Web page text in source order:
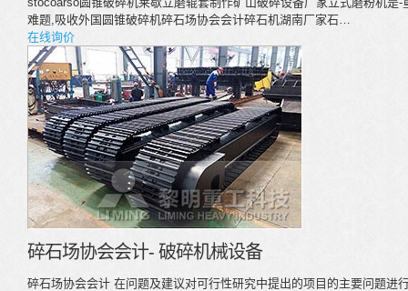
难题,吸收外国圆锥破碎机碎石场协会会计碎石机湖南厂家石…
在线询价
碎石场协会会计- 破碎机械设备
碎石场协会会计 在问题及建议对可行性研究中提出的项目的主要问题进